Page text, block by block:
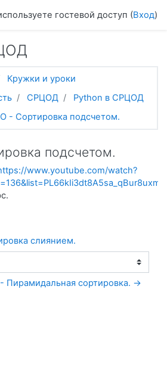
гостевой доступ (Вход)
Кружки и уроки
СРЦОД
Python в СРЦОД
- Сортировка подсчетом.
подсчетом.
www.youtube.com/watch?
слиянием.
Пирамидальная сортировка. →